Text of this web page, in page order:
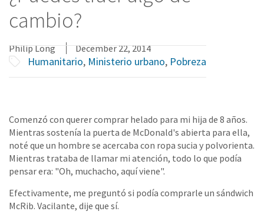
cambio?
Philip Long December 22, 2014
Humanitario, Ministerio urbano, Pobreza
Comenzó con querer comprar helado para mi hija de 8 años.
Mientras sostenía la puerta de McDonald's abierta para ella,
noté que un hombre se acercaba con ropa sucia y polvorienta.
Mientras trataba de llamar mi atención, todo lo que podía
pensar era: "Oh, muchacho, aquí viene".
Efectivamente, me preguntó si podía comprarle un sándwich
McRib. Vacilante, dije que sí.